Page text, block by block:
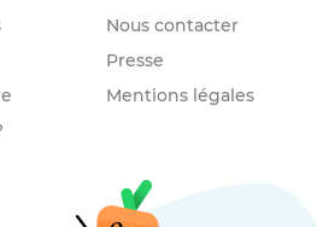
Nous contacter
Presse
Mentions légales